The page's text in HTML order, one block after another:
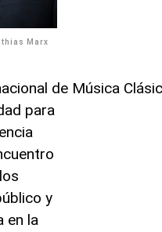
Marx
de Música
para
y
en la